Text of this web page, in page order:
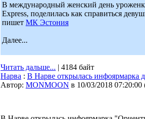
В международный женский день
Express, поделилась как справиться
пишет МК Эстония
Далее...
Читать дальше... | 4184 байт
Нарва : В Нарве открылась инфоярмарка
Автор: MONMOON в 10/03/2018 07:20:00